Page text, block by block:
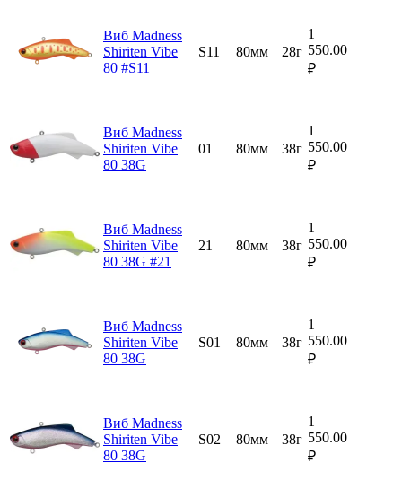
Виб Madness
Shiriten Vibe
80 #S11
S11 80мм 28г
1
550.00
₽
Виб Madness
Shiriten Vibe
80 38G
01 80мм 38г
1
550.00
₽
Виб Madness
Shiriten Vibe
80 38G #21
21 80мм 38г
1
550.00
₽
Виб Madness
Shiriten Vibe
80 38G
S01 80мм 38г
1
550.00
₽
Виб Madness
Shiriten Vibe
80 38G
S02 80мм 38г
1
550.00
₽